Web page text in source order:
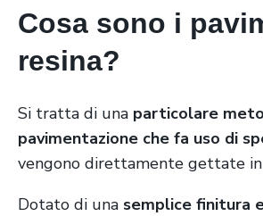
Cosa sono i
resina?
Si tratta di una particolare
pavimentazione che fa uso di
vengono direttamente gettate in
Dotato di una semplice finitura